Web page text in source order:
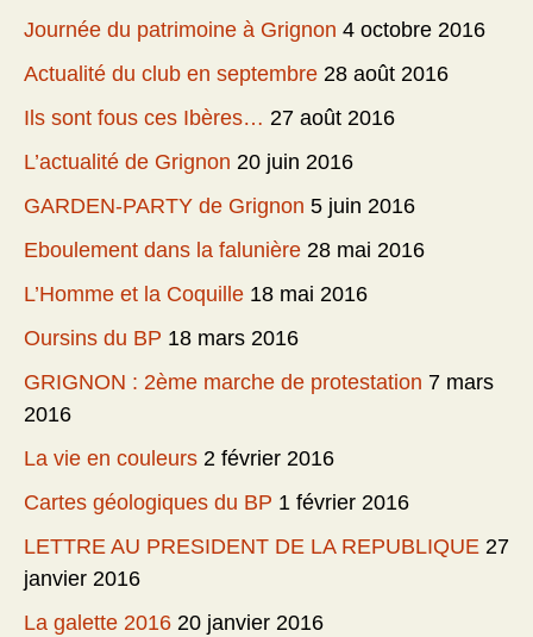
Journée du patrimoine à Grignon 4 octobre 2016
Actualité du club en septembre 28 août 2016
Ils sont fous ces Ibères… 27 août 2016
L’actualité de Grignon 20 juin 2016
GARDEN-PARTY de Grignon 5 juin 2016
Eboulement dans la falunière 28 mai 2016
L’Homme et la Coquille 18 mai 2016
Oursins du BP 18 mars 2016
GRIGNON : 2ème marche de protestation 7 mars
2016
La vie en couleurs 2 février 2016
Cartes géologiques du BP 1 février 2016
LETTRE AU PRESIDENT DE LA REPUBLIQUE 27
janvier 2016
La galette 2016 20 janvier 2016